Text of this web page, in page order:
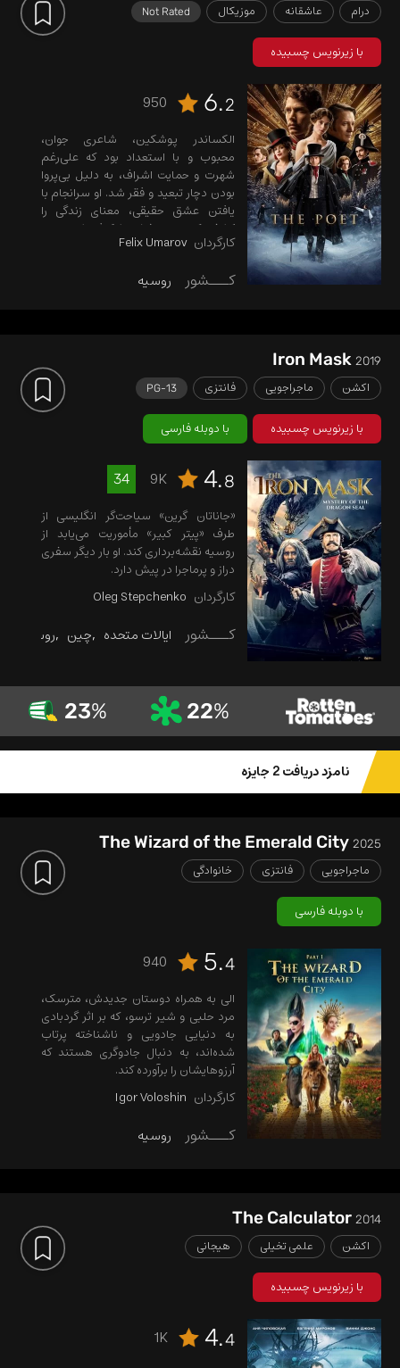
درام عاشقانه موزیکال Not Rated
با زیرنویس چسبیده
6.2
950
الکساندر پوشکین، شاعری جوان،
محبوب و با استعداد بود که علی‌رغم
شهرت و حمایت اشراف، به دلیل بی‌پروا
بودن دچار تبعید و فقر شد. او سرانجام با
یافتن عشق حقیقی، معنای زندگی را
کشف کرد و نبوغش شکوفا شد تا به
بزرگترین اسطوره ادبی تبدیل گردد.
کارگردان Felix Umarov
کـــشور روسیه
Iron Mask 2019
اکشن ماجراجویی فانتزی PG-13
با زیرنویس چسبیده با دوبله فارسی
4.8
9K
34
«جاناتان گرین» سیاحت‌گر انگلیسی از
طرف «پیتر کبیر» مأموریت می‌یابد از
روسیه نقشه‌برداری کند. او بار دیگر سفری
دراز و پرماجرا در پیش دارد.
کارگردان Oleg Stepchenko
کـــشور ایالات متحده چین روسیه
22%
23%
نامزد دریافت 2 جایزه
The Wizard of the Emerald City2025
ماجراجویی فانتزی خانوادگی
با دوبله فارسی
5.4
940
الی به همراه دوستان جدیدش، مترسک،
مرد حلبی و شیر ترسو، که بر اثر گردبادی
به دنیایی جادویی و ناشناخته پرتاب
شده‌اند، به دنبال جادوگری هستند که
آرزوهایشان را برآورده کند.
کارگردان Igor Voloshin
کـــشور روسیه
The Calculator2014
اکشن علمی تخیلی هیجانی
با زیرنویس چسبیده
4.4
1K